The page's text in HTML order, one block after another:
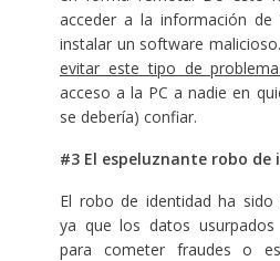
acceder a la información de
instalar un software
evitar este tipo de
acceso a la PC a nadie en
se debería) confiar.
#3 El espeluznante robo de
El robo de identidad ha sido
ya que los datos usurpados
para cometer fraudes o